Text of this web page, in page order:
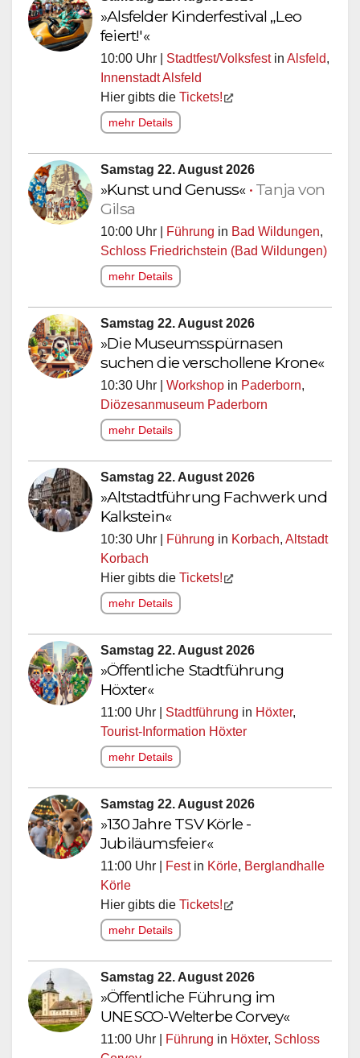
»Alsfelder Kinderfestival „Leo
feiert!'«
10:00 Uhr | Stadtfest/Volksfestin Alsfeld,
Innenstadt Alsfeld
Hier gibts die Tickets!
mehr Details
Samstag 22. August 2026
»Kunst und Genuss« • Tanja von
Gilsa
10:00 Uhr | Führung in Bad Wildungen,
Schloss Friedrichstein (Bad Wildungen)
mehr Details
Samstag 22. August 2026
»Die Museumsspürnasen
suchen die verschollene Krone«
10:30 Uhr | Workshop in Paderborn,
Diözesanmuseum Paderborn
mehr Details
Samstag 22. August 2026
»Altstadtführung Fachwerk und
Kalkstein«
10:30 Uhr | Führung in Korbach, Altstadt
Korbach
Hier gibts die Tickets!
mehr Details
Samstag 22. August 2026
»Öffentliche Stadtführung
Höxter«
11:00 Uhr | Stadtführung in Höxter,
Tourist-Information Höxter
mehr Details
Samstag 22. August 2026
»130 Jahre TSV Körle -
Jubiläumsfeier«
11:00 Uhr | Festin Körle, Berglandhalle
Körle
Hier gibts die Tickets!
mehr Details
Samstag 22. August 2026
»Öffentliche Führung im
UNESCO-Welterbe Corvey«
11:00 Uhr | Führung in Höxter, Schloss